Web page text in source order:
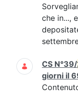
che in...,
CS N°39/
giorni il